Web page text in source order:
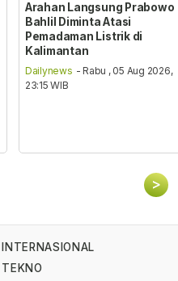
Arahan Langsung Prabowo
Bahlil Diminta Atasi
Pemadaman Listrik di
Kalimantan
Dailynews - Rabu , 05 Aug 2026,
23:15 WIB
>
INTERNASIONAL
TEKNO